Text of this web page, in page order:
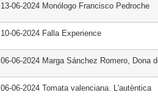
13-06-2024 Monólogo Francisco Pedroche
10-06-2024 Falla Experience
06-06-2024 Marga Sánchez Romero, Dona
06-06-2024 Tomata valenciana. L'autèntica